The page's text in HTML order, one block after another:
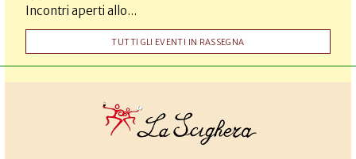
Incontri aperti allo...
TUTTI GLI EVENTI IN RASSEGNA